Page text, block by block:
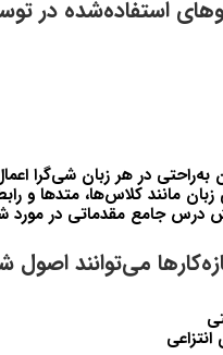
در هر زبان شی‌گرا اعمال
مانند کلاس‌ها، متدها و
درس جامع مقدماتی در مورد
می‌توانند اصول